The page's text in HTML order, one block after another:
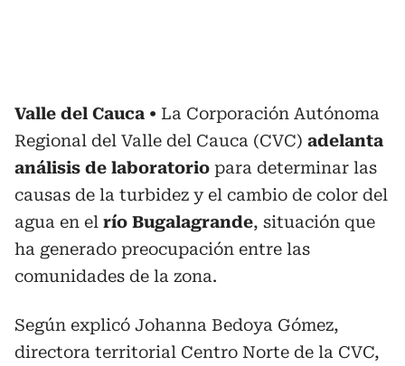
Valle del Cauca
La Corporación Autónoma
Regional del Valle del Cauca (CVC) adelanta
análisis de laboratorio para determinar las
causas de la turbidez y el cambio de color del
agua en el río Bugalagrande, situación que
ha generado preocupación entre las
comunidades de la zona.
Según explicó Johanna Bedoya Gómez,
directora territorial Centro Norte de la CVC,